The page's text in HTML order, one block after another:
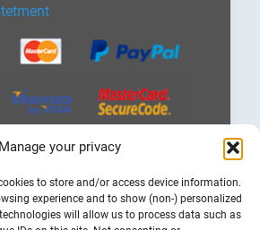
Manage your privacy
to store and/or access device information.
experience and to show (non-) personalized
will allow us to process data such as